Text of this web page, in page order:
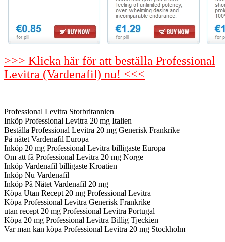
>>> Klicka här för att beställa Professional
Levitra (Vardenafil) nu! <<<
Professional Levitra Storbritannien
Inköp Professional Levitra 20 mg Italien
Beställa Professional Levitra 20 mg Generisk Frankrike
På nätet Vardenafil Europa
Inköp 20 mg Professional Levitra billigaste Europa
Om att få Professional Levitra 20 mg Norge
Inköp Vardenafil billigaste Kroatien
Inköp Nu Vardenafil
Inköp På Nätet Vardenafil 20 mg
Köpa Utan Recept 20 mg Professional Levitra
Köpa Professional Levitra Generisk Frankrike
utan recept 20 mg Professional Levitra Portugal
Köpa 20 mg Professional Levitra Billig Tjeckien
Var man kan köpa Professional Levitra 20 mg Stockholm